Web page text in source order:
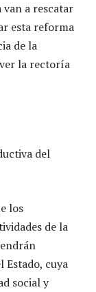
a rescatar
esta reforma
de la
la rectoría
del
los
de la
Estado, cuya
social y